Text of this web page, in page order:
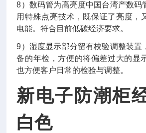
8）数码管为高亮度中国台湾产数码
用特殊点亮技术，既保证了亮度，
电能。符合目前低碳经济要求。
9）湿度显示部分留有校验调整装置
备的年检，方便的将偏差过大的显
也方便客户日常的检验与调整。
新电子防潮柜
白色